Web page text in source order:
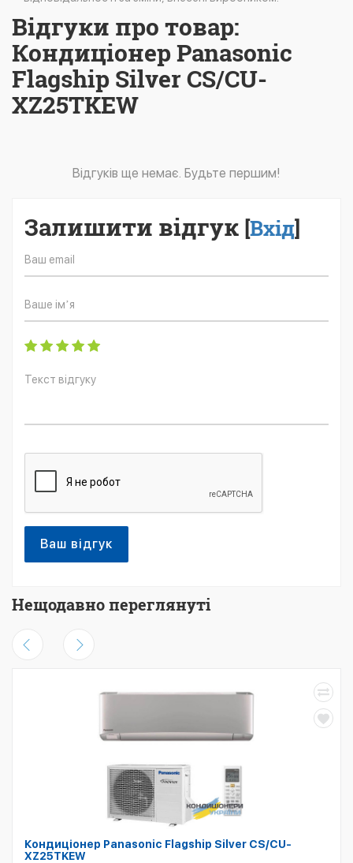
Відгуки про товар:
Кондиціонер Panasonic
Flagship Silver CS/CU-
XZ25TKEW
Відгуків ще немає. Будьте першим!
Залишити відгук [Вхід]
Ваш відгук
Нещодавно переглянуті
Кондиціонер Panasonic Flagship Silver CS/CU-
XZ25TKEW